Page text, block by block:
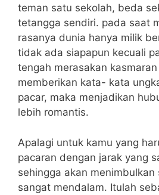
teman satu sekolah, beda
tetangga sendiri. pada saat
rasanya dunia hanya milik
tidak ada siapapun kecuali
tengah merasakan
memberikan kata- kata
pacar, maka menjadikan
lebih romantis.
Apalagi untuk kamu yang
pacaran dengan jarak yang
sehingga akan menimbulkan
sangat mendalam. Itulah